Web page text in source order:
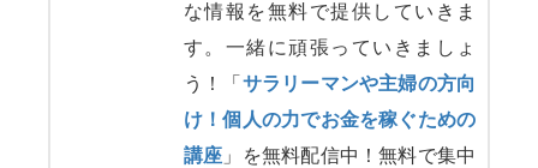
な情報を無料で提供していきま
す。一緒に頑張っていきましょ
う！「 サラリーマンや主婦の方向
け！個人の力でお金を稼ぐための
講座 」を無料配信中！無料で集中